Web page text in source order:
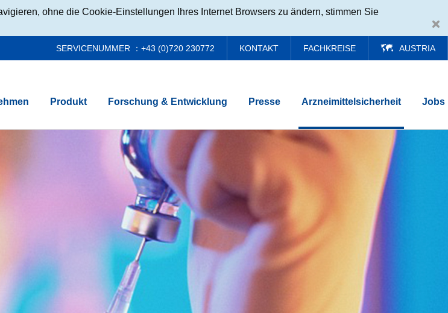
ohne die Cookie-Einstellungen Ihres Internet Browsers zu ändern, stimmen Sie
SERVICENUMMER ：+43 (0)720 230772 KONTAKT FACHKREISE AUSTRIA
Produkt
Inhixa
Forschung & Entwicklung Presse Arzneimittelsicherheit Jobs